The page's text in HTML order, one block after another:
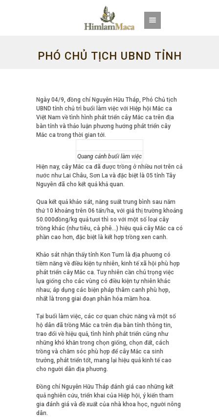
PHÓ CHỦ TỊCH UBND TỈNH
THÁP LÀM VIỆC VỚI HIỆP
HỘI MẮC CA VIỆT NAM
Ngày 04/9, đồng chí Nguyễn Hữu Tháp, Phó Chủ tịch
UBND tỉnh chủ trì buổi làm việc với Hiệp hội Mắc ca
Việt Nam về tình hình phát triển cây Mắc ca trên địa
bàn tỉnh và thảo luận phương hướng phát triển cây
Mắc ca trong thời gian tới.
Quang cảnh buổi làm việc
Hiện nay, cây Mắc ca đã được trồng ở nhiều nơi trên cả
nước như Lai Châu, Sơn La và đặc biệt là 05 tỉnh Tây
Nguyên đã cho kết quả khả quan.
Qua kết quả khảo sát, năng suất trung bình sau năm
thứ 10 khoảng trên 06 tấn/ha, với giá thị trường khoảng
50.000đồng/kg quả tươi thì so với một số loại cây
trồng khác (như tiêu, cà phê…) hiệu quả cây Mắc ca có
phần cao hơn, đặc biệt là kết hợp trồng xen canh.
Khảo sát nhận thấy tỉnh Kon Tum là địa phương có
tiềm năng về điều kiện tự nhiên, kinh tế xã hội phù hợp
phát triển cây Mắc ca. Tuy nhiên cần chú trọng việc
lựa giống cho các vùng có điều kiện tự nhiên khác
nhau; áp dụng các biện pháp thâm canh phù hợp,
nhất là trong giai đoạn phân hóa mầm hoa.
Tại buổi làm việc, các cơ quan chức năng và một số
hộ dân đã trồng Mắc ca trên địa bàn tỉnh thông tin,
trao đổi về hiệu quả, tình hình phát triển cũng như
những khó khăn trong chọn giống, chọn đất, cách
trồng và chăm sóc phù hợp để cây Mắc ca sinh
trưởng, phát triển tốt, mang lại hiệu quả kinh tế cao
cho người dân địa phương.
Đồng chí Nguyễn Hữu Tháp đánh giá cao những kết
quả nghiên cứu, triển khai của Hiệp hội, ý kiến tham
gia đánh giá và đề xuất của nhà khoa học, người nông
dân.